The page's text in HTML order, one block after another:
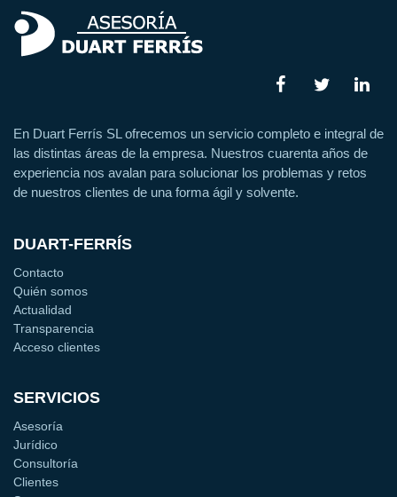
En Duart Ferrís SL ofrecemos un servicio completo e integral de
las distintas áreas de la empresa. Nuestros cuarenta años de
experiencia nos avalan para solucionar los problemas y retos
de nuestros clientes de una forma ágil y solvente.
DUART-FERRÍS
Contacto
Quién somos
Actualidad
Transparencia
Acceso clientes
SERVICIOS
Asesoría
Jurídico
Consultoría
Clientes